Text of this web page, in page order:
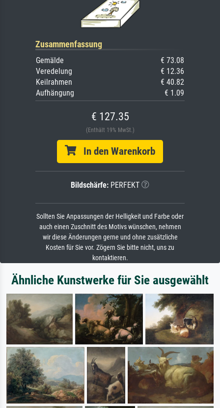
Zusammenfassung
Gemälde
€ 73.08
Veredelung
€ 12.36
Keilrahmen
€ 40.82
Aufhängung
€ 1.09
€ 127.35
(Enthält 19% MwSt.)
In den Warenkorb
Bildschärfe: PERFEKT
Sollten Sie Anpassungen der Helligkeit und Farbe oder
auch einen Zuschnitt des Motivs wünschen, nehmen
wir diese Änderungen gerne und ohne zusätzliche
Kosten für Sie vor. Zögern Sie bitte nicht, uns zu
kontaktieren.
Ähnliche Kunstwerke für Sie ausgewählt